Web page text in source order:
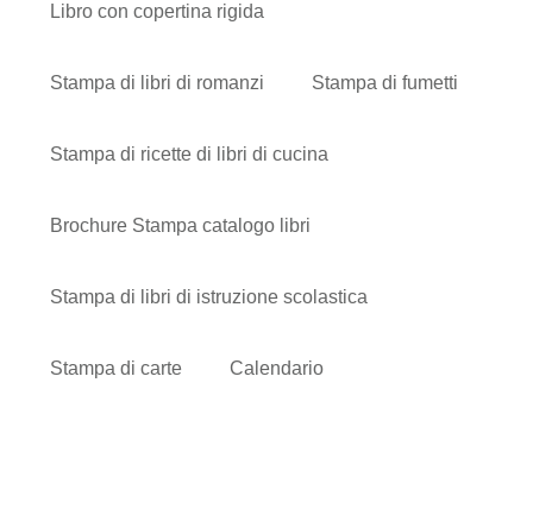
Libro con copertina rigida
Stampa di libri di romanzi Stampa di fumetti
Stampa di ricette di libri di cucina
Brochure Stampa catalogo libri
Stampa di libri di istruzione scolastica
Stampa di carte Calendario